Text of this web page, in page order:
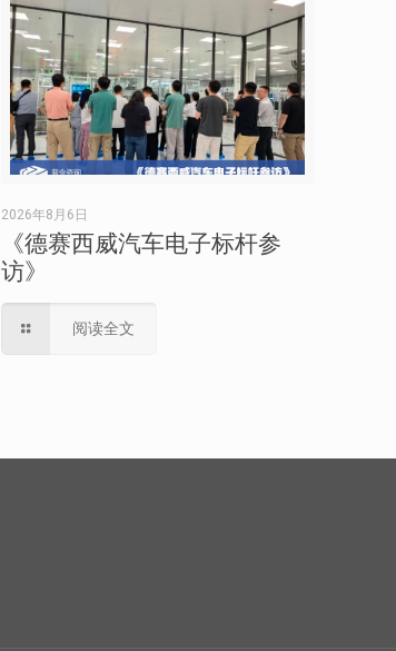
2026年8月6日
《德赛西威汽车电子标杆参
访》
阅读全文